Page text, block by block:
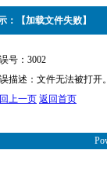
：【加载文件失败】
号：3002
描述：文件无法被打开
上一页 返回首页